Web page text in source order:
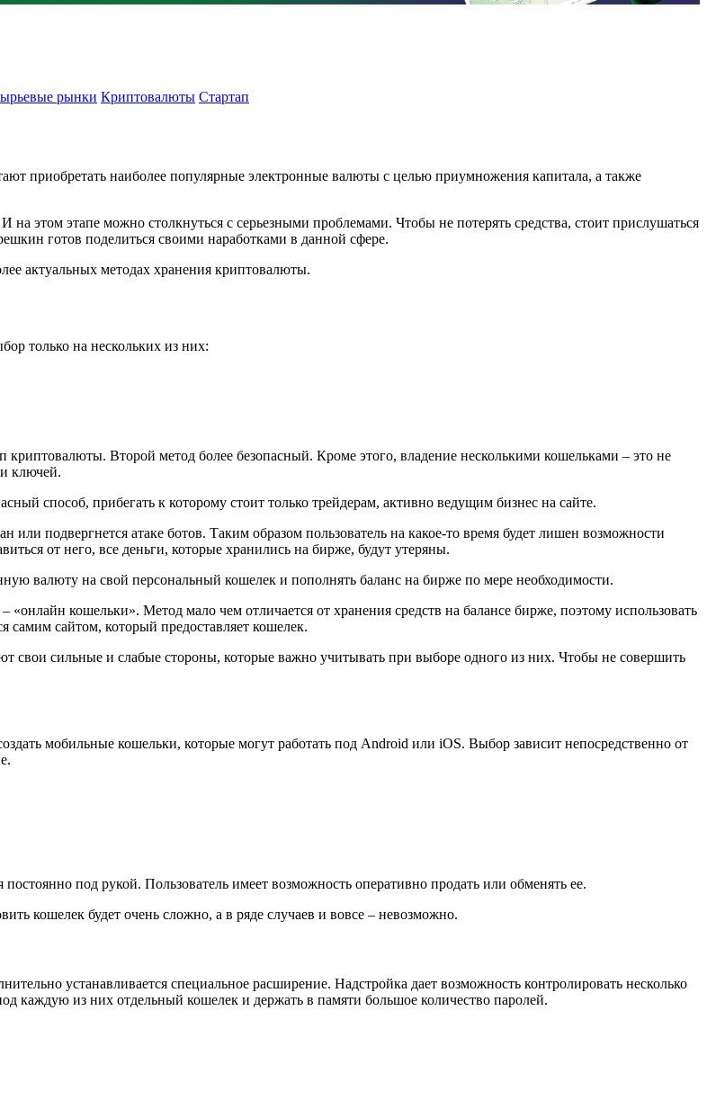
рынки Криптовалюты Стартап
приобретать наиболее популярные электронные валюты с целью приумножения капитала, а также
этом этапе можно столкнуться с серьезными проблемами. Чтобы не потерять средства, стоит прислушаться
готов поделиться своими наработками в данной сфере.
актуальных методах хранения криптовалюты.
только на нескольких из них:
Второй метод более безопасный. Кроме этого, владение несколькими кошельками – это не
ключей.
способ, прибегать к которому стоит только трейдерам, активно ведущим бизнес на сайте.
подвергнется атаке ботов. Таким образом пользователь на какое-то время будет лишен возможности
от него, все деньги, которые хранились на бирже, будут утеряны.
валюту на свой персональный кошелек и пополнять баланс на бирже по мере необходимости.
кошельки». Метод мало чем отличается от хранения средств на балансе бирже, поэтому использовать
самим сайтом, который предоставляет кошелек.
сильные и слабые стороны, которые важно учитывать при выборе одного из них. Чтобы не совершить
мобильные кошельки, которые могут работать под Android или iOS. Выбор зависит непосредственно от
под рукой. Пользователь имеет возможность оперативно продать или обменять ее.
кошелек будет очень сложно, а в ряде случаев и вовсе – невозможно.
устанавливается специальное расширение. Надстройка дает возможность контролировать несколько
каждую из них отдельный кошелек и держать в памяти большое количество паролей.